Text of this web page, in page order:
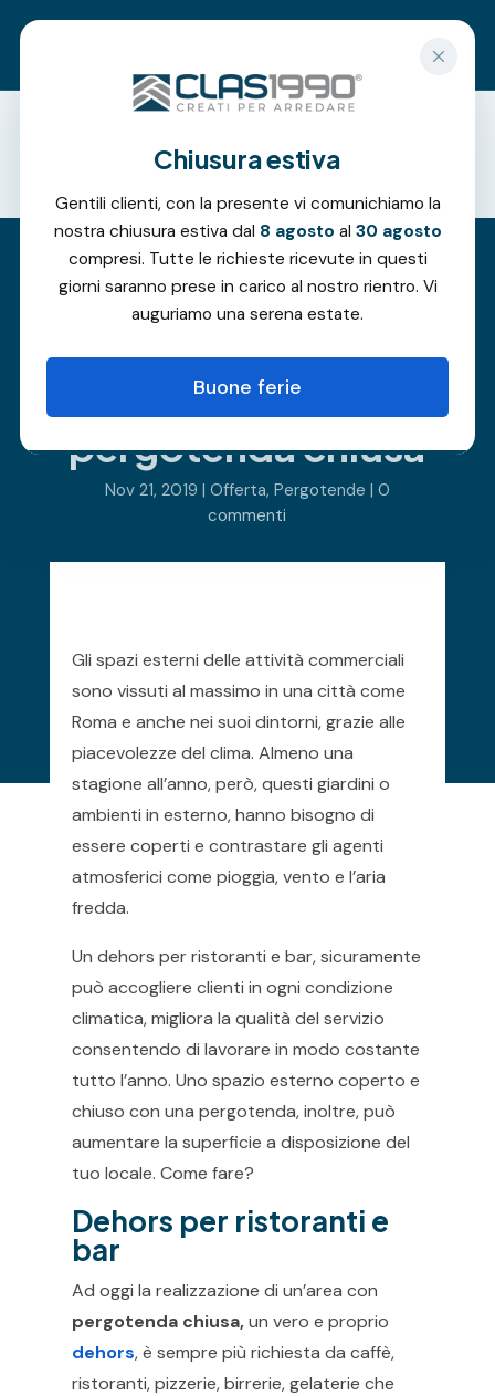
Chiusura estiva
Gentili clienti, con la presente vi comunichiamo la
nostra chiusura estiva dal 8 agosto al 30 agosto
compresi. Tutte le richieste ricevute in questi
giorni saranno prese in carico al nostro rientro. Vi
auguriamo una serena estate.
Buone ferie
L’inverno? Si vive
dehors, con la
promo
pergotenda chiusa
Nov 21, 2019 | Offerta, Pergotende | 0
commenti
Gli spazi esterni delle attività commerciali
sono vissuti al massimo in una città come
Roma e anche nei suoi dintorni, grazie alle
piacevolezze del clima. Almeno una
stagione all’anno, però, questi giardini o
ambienti in esterno, hanno bisogno di
essere coperti e contrastare gli agenti
atmosferici come pioggia, vento e l’aria
fredda.
Un dehors per ristoranti e bar, sicuramente
può accogliere clienti in ogni condizione
climatica, migliora la qualità del servizio
consentendo di lavorare in modo costante
tutto l’anno. Uno spazio esterno coperto e
chiuso con una pergotenda, inoltre, può
aumentare la superficie a disposizione del
tuo locale. Come fare?
Dehors per ristoranti e
bar
Ad oggi la realizzazione di un’area con
pergotenda chiusa,un vero e proprio
dehors, è sempre più richiesta da caffè,
ristoranti, pizzerie, birrerie, gelaterie che